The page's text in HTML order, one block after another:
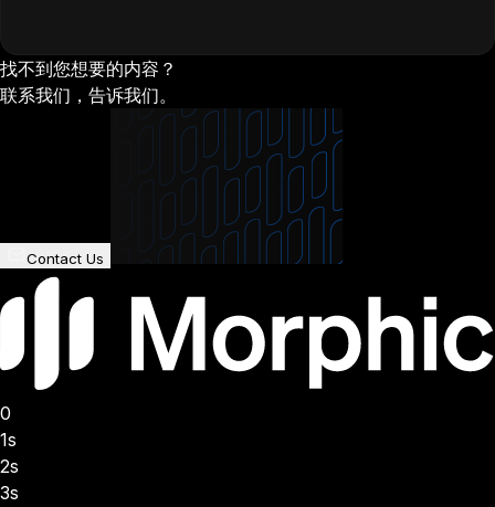
找不到您想要的内容？
联系我们，告诉我们。
Contact Us
0
1s
2s
3s